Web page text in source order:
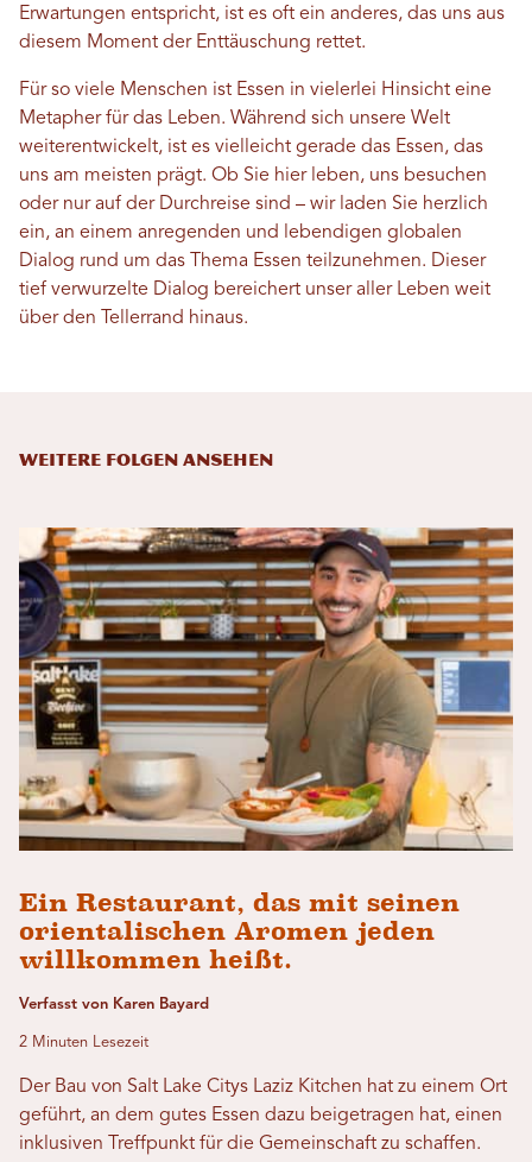
Erwartungen entspricht, ist es oft ein anderes, das uns aus
diesem Moment der Enttäuschung rettet.
Für so viele Menschen ist Essen in vielerlei Hinsicht eine
Metapher für das Leben. Während sich unsere Welt
weiterentwickelt, ist es vielleicht gerade das Essen, das
uns am meisten prägt. Ob Sie hier leben, uns besuchen
oder nur auf der Durchreise sind – wir laden Sie herzlich
ein, an einem anregenden und lebendigen globalen
Dialog rund um das Thema Essen teilzunehmen. Dieser
tief verwurzelte Dialog bereichert unser aller Leben weit
über den Tellerrand hinaus.
Weitere Folgen ansehen
Ein Restaurant, das mit seinen
orientalischen Aromen jeden
willkommen heißt.
Verfasst von Karen Bayard
2 Minuten Lesezeit
Der Bau von Salt Lake Citys Laziz Kitchen hat zu einem Ort
geführt, an dem gutes Essen dazu beigetragen hat, einen
inklusiven Treffpunkt für die Gemeinschaft zu schaffen.